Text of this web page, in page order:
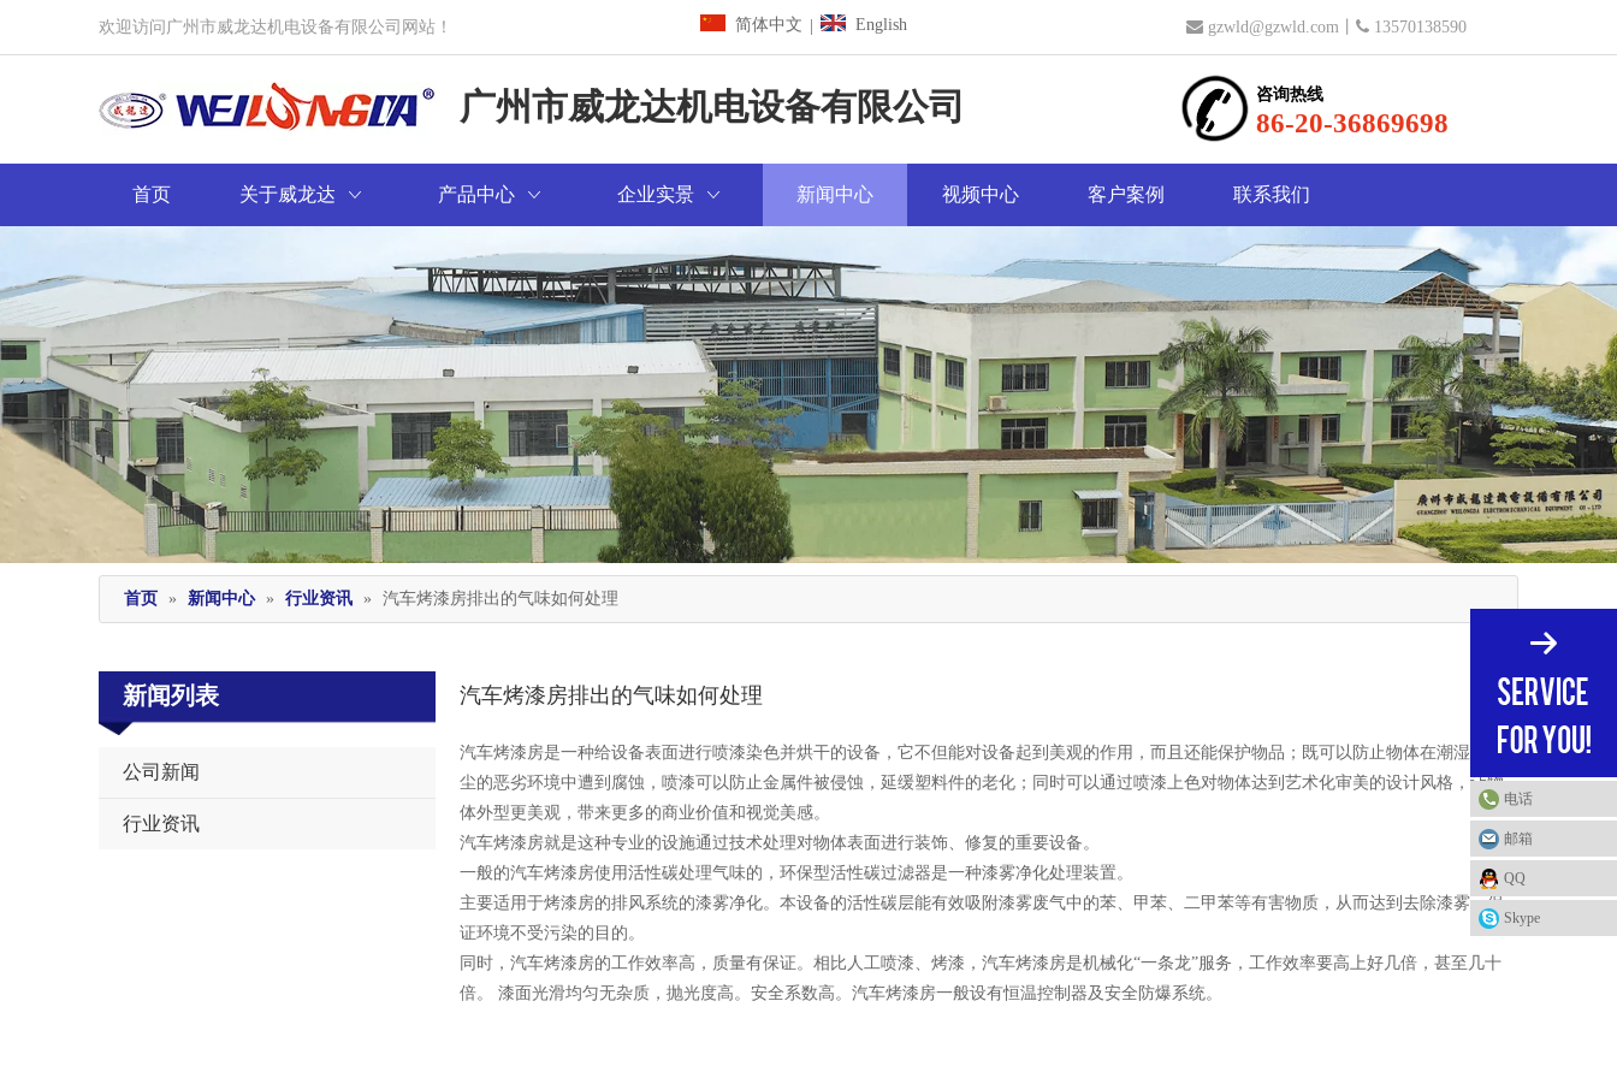
欢迎访问广州市威龙达机电设备有限公司网站！ 简体中文 English  gzwld@gzwld.com  13570138590
广州市威龙达机电设备有限公司 咨询热线
86-20-36869698
首页 关于威龙达 产品中心 企业实景 新闻中心 视频中心 客户案例 联系我们
首页 » 新闻中心 » 行业资讯 » 汽车烤漆房排出的气味如何处理
新闻列表
公司新闻
行业资讯
汽车烤漆房排出的气味如何处理
["wechat","weibo","qzone","douban","email"]
汽车烤漆房是一种给设备表面进行喷漆染色并烘干的设备，它不但能对设备起到美观的作用，而且还能保护物品；既可以防止物体在潮湿和灰
尘的恶劣环境中遭到腐蚀，喷漆可以防止金属件被侵蚀，延缓塑料件的老化；同时可以通过喷漆上色对物体达到艺术化审美的设计风格，让物
体外型更美观，带来更多的商业价值和视觉美感。
汽车烤漆房就是这种专业的设施通过技术处理对物体表面进行装饰、修复的重要设备。
一般的汽车烤漆房使用活性碳处理气味的，环保型活性碳过滤器是一种漆雾净化处理装置。
主要适用于烤漆房的排风系统的漆雾净化。本设备的活性碳层能有效吸附漆雾废气中的苯、甲苯、二甲苯等有害物质，从而达到去除漆雾、保
证环境不受污染的目的。
同时，汽车烤漆房的工作效率高，质量有保证。相比人工喷漆、烤漆，汽车烤漆房是机械化“一条龙”服务，工作效率要高上好几倍，甚至几十
倍。 漆面光滑均匀无杂质，抛光度高。安全系数高。汽车烤漆房一般设有恒温控制器及安全防爆系统。
电话
邮箱
QQ
Skype